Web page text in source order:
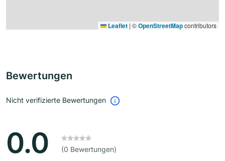
Leaflet | ©OpenStreetMapcontributors
Bewertungen
Nicht verifizierte Bewertungen
0.0 (0 Bewertungen)